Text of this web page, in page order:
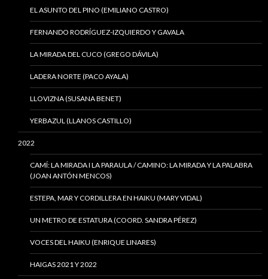
EL ASUNTO DEL PINO (EMILIANO CASTRO)
FERNANDO RODRÍGUEZ-IZQUIERDO Y GAVALA
LA MIRADA DEL CUCO (GREGO DÁVILA)
LADERA NORTE (PACO AYALA)
LLOVIZNA (SUSANA BENET)
YERBAZUL (LLANOS CASTILLO)
2022
CAMÍ: LA MIRADA I LA PARAULA / CAMINO: LA MIRADA Y LA PALABRA
(JOAN ANTÓN MENCOS)
ESTEPA, MAR Y CORDILLERA EN HAIKU (MARY VIDAL)
UN METRO DE ESTATURA (COORD. SANDRA PÉREZ)
VOCES DEL HAIKU (ENRIQUE LINARES)
HAIGAS 2021 Y 2022